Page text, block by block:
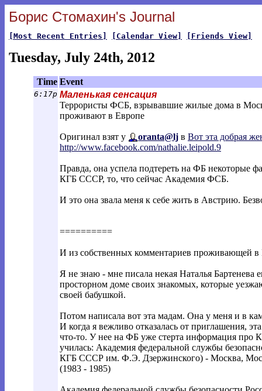
Борис Стомахин's Journal
[Most Recent Entries] [Calendar View] [Friends View]
Tuesday, July 24th, 2012
Time Event
6:17p Маленькая сенсация
Террористы ФСБ, взрывавшие жилые дома в
проживают в Европе
Оригинал взят у oranta@lj в Вот эта добрая
http://www.facebook.com/nathalie.leipold.9
Правда, она успела подтереть на ФБ некоторые
КГБ СССР, то, что сейчас Академия ФСБ.
И это она звала меня к себе жить в Австрию.
==========
И из собственных комментариев проживающей в
Я не знаю - мне писала некая Наталья Бартенева
просторном доме своих знакомых, которые
своей бабушкой.
Потом написала вот эта мадам. Она у меня и в
И когда я вежливо отказалась от приглашения,
что-то. У нее на ФБ уже стерта информация про
училась: Академия федеральной службы
КГБ СССР им. Ф.Э. Дзержинского) - Mосква,
(1983 - 1985)